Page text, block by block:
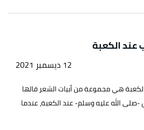
عند الكعبة
12 ديسمبر 2021
هي مجموعة من أبيات الشعر قالها
صلى الله عليه وسلم- عند الكعبة، عندما